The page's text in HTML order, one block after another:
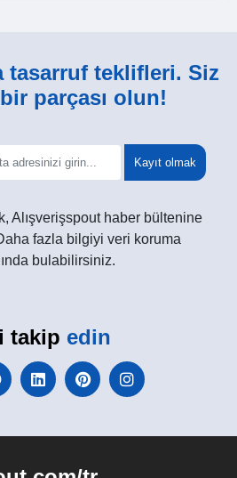
tasarruf teklifleri. Siz
parçası olun!
Kayıt olmak
Alışverişspout haber bültenine
fazla bilgiyi veri koruma
bulabilirsiniz.
takip edin